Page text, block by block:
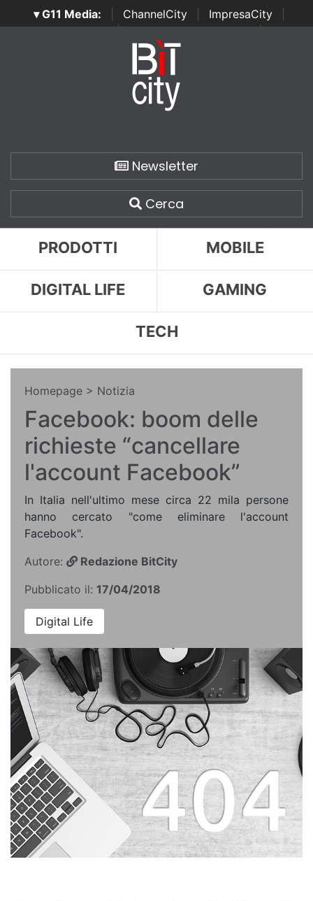
▾ G11 Media: ChannelCity ImpresaCity
SecurityOpenLab | Italian Channel Awards | Italian
Italian Security Awards
Newsletter
Cerca
PRODOTTI MOBILE
DIGITAL LIFE GAMING
TECH
Homepage > Notizia
Facebook: boom delle
richieste “cancellare
l'account Facebook”
In Italia nell'ultimo mese circa 22 mila persone
hanno cercato "come eliminare l'account
Facebook".
Autore:
Redazione BitCity
Pubblicato il: 17/04/2018
Digital Life